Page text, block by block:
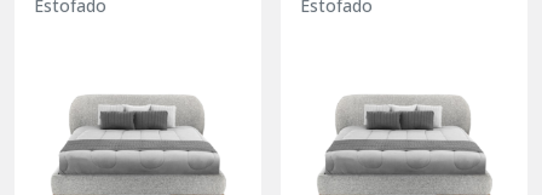
Estofado
Estofado